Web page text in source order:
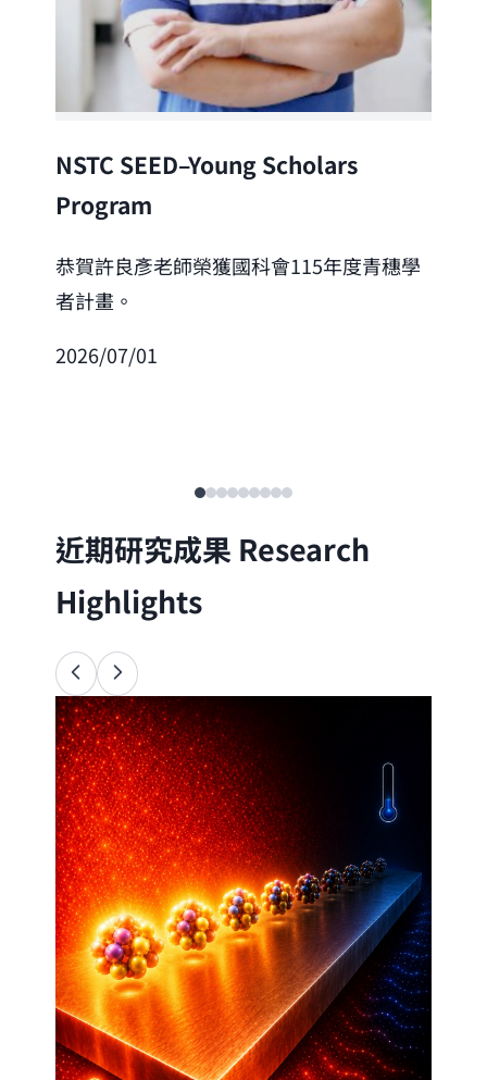
NSTC SEED–Young Scholars
Program
恭賀許良彥老師榮獲國科會115年度青穗學
者計畫。
2026/07/01
近期研究成果 Research
Highlights